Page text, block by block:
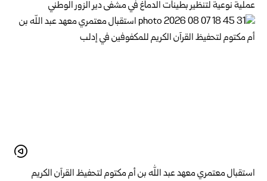
عملية نوعية لتنظير بطينات الدماغ في مشفى دير الزور الوطني
استقبال معتمري معهد عبد الله بن أم مكتوم لتحفيظ القرآن الكريم